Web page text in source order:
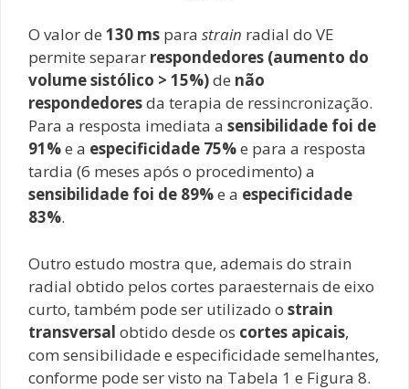
O valor de 130 ms para strain radial do VE
permite separar respondedores (aumento do
volume sistólico > 15%)de não
respondedoresda terapia de ressincronização.
Para a resposta imediata a sensibilidade foi de
91%e a especificidade 75%e para a resposta
tardia (6 meses após o procedimento) a
sensibilidade foi de 89%e a especificidade
83%.
Outro estudo mostra que, ademais do strain
radial obtido pelos cortes paraesternais de eixo
curto, também pode ser utilizado o strain
transversal obtido desde os cortes apicais,
com sensibilidade e especificidade semelhantes,
conforme pode ser visto na Tabela 1 e Figura 8.